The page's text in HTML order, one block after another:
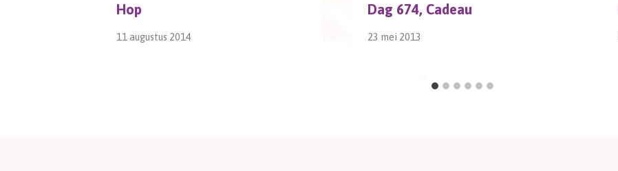
Hop
11 augustus 2014
Dag 674, Cadeau
23 mei 2013